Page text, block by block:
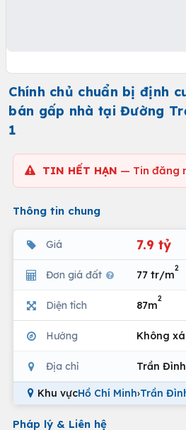
Chính chủ chuẩn bị định
bán gấp nhà tại Đường
1
TIN HẾT HẠN — Tin đăng
Thông tin chung
Giá 7.9 tỷ
Đơn giá đất 77 tr/m
2
Diện tích 87m
2
Hướng Không
Địa chỉ Trần
Khu vựcHồ Chí Minh›Trần
Pháp lý & Liên hệ